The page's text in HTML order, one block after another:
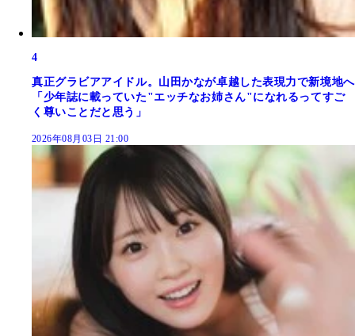
4
真正グラビアアイドル。山田かなが卓越した表現力で新境地へ
「少年誌に載っていた"エッチなお姉さん"になれるってすご
く尊いことだと思う」
2026年08月03日 21:00